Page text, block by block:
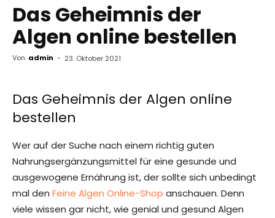
Das Geheimnis der
Algen online bestellen
Von admin - 23. Oktober 2021
Das Geheimnis der Algen online
bestellen
Wer auf der Suche nach einem richtig guten
Nahrungsergänzungsmittel für eine gesunde und
ausgewogene Ernährung ist, der sollte sich unbedingt
mal den Feine Algen Online-Shop anschauen. Denn
viele wissen gar nicht, wie genial und gesund Algen